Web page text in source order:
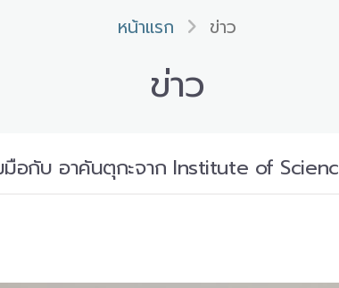
หน้าแรก ข่าว
ข่าว
มือกับ อาคันตุกะจาก Institute of